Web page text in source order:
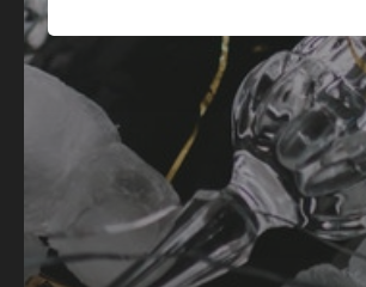
ChatApp
Мессенджеры